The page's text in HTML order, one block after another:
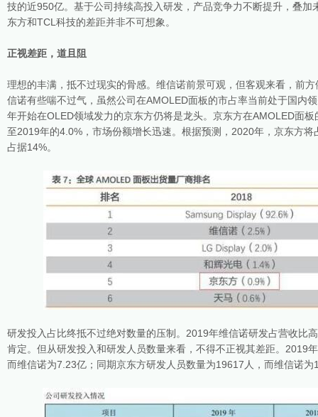
技的近950亿。基于公司持续高投入研发，产品竞争力不断提升，叠加
东方和TCL科技的差距并非不可想象。
正视差距，道且阻
理想的丰满，抵不过现实的骨感。维信诺前景可观，但客观来看，前
信诺有些喘不过气，虽然公司在AMOLED面板的市占率当前处于国内
年开始在OLED领域发力的京东方仍将是龙头。京东方在AMOLED面
至2019年的4.0%，市场份额增长迅速。根据预测，2020年，京东方
占据14%。
研发投入占比终抵不过绝对数量的压制。2019年维信诺研发占营收比
肯定。但从研发投入和研发人员数量来看，不得不正视其差距。2019
而维信诺为7.23亿；同期京东方研发人员数量为19617人，而维信诺